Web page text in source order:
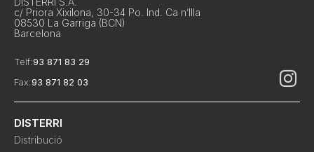
c/ Priora Xixilona, 30-34 Po. Ind. Ca n’Illa
08530 La Garriga (BCN)
Barcelona
Telf:93 871 83 29
Fax:93 871 82 03
DISTERRI
Distribució